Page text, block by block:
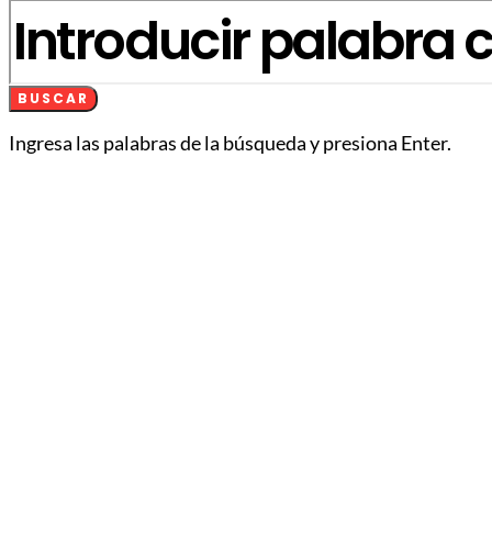
BUSCAR
Ingresa las palabras de la búsqueda y presiona Enter.